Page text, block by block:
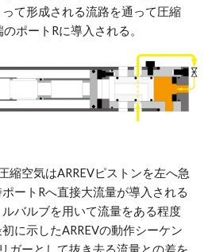
て形成される流路を通って圧縮
ポートRに導入される。
縮空気はARREVピストンを左へ急
ートRへ直接大流量が導入される
バルブを用いて流量をある程度
に示したARREVの動作シーケン